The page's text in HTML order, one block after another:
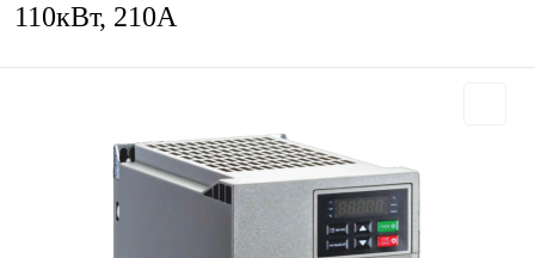
110кВт, 210А